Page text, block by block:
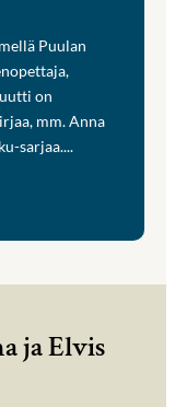
Puulan
on
mm. Anna
sarjaa....
ja Elvis